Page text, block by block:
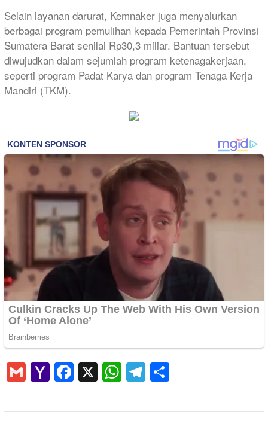
Selain layanan darurat, Kemnaker juga menyalurkan
berbagai program pemulihan kepada Pemerintah Provinsi
Sumatera Barat senilai Rp30,3 miliar. Bantuan tersebut
diwujudkan dalam sejumlah program ketenagakerjaan,
seperti program Padat Karya dan program Tenaga Kerja
Mandiri (TKM).
GmailYahoo
Mail
Facebook
X WhatsApp
Telegram